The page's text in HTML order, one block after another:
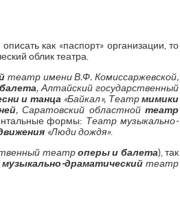
как «паспорт» организации, то
облик театра.
театр имени В.Ф. Комиссаржевской,
, Алтайский государственный
и танца «Байкал», Театрмимики
, Саратовский областнойтеатр
формы: Театр музыкально-
«Люди дождя».
театроперы и балета), так
музыкально-драматический театр